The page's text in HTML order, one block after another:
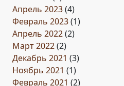
Апрель 2023(4)
Февраль 2023(1)
Апрель 2022(2)
Март 2022(2)
Декабрь 2021 (3)
Ноябрь 2021 (1)
Февраль 2021 (2)